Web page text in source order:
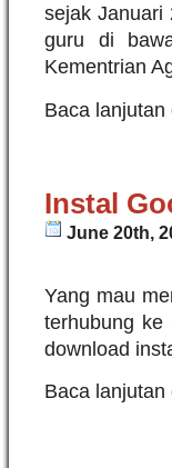
sejak Januari
guru di
Kementrian
Baca lanjutan
Instal
June 20th,
Yang mau
terhubung ke
download
Baca lanjutan